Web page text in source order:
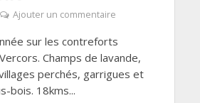
Ajouter un commentaire
sur les contreforts
Champs de lavande,
perchés, garrigues et
bois. 18kms...